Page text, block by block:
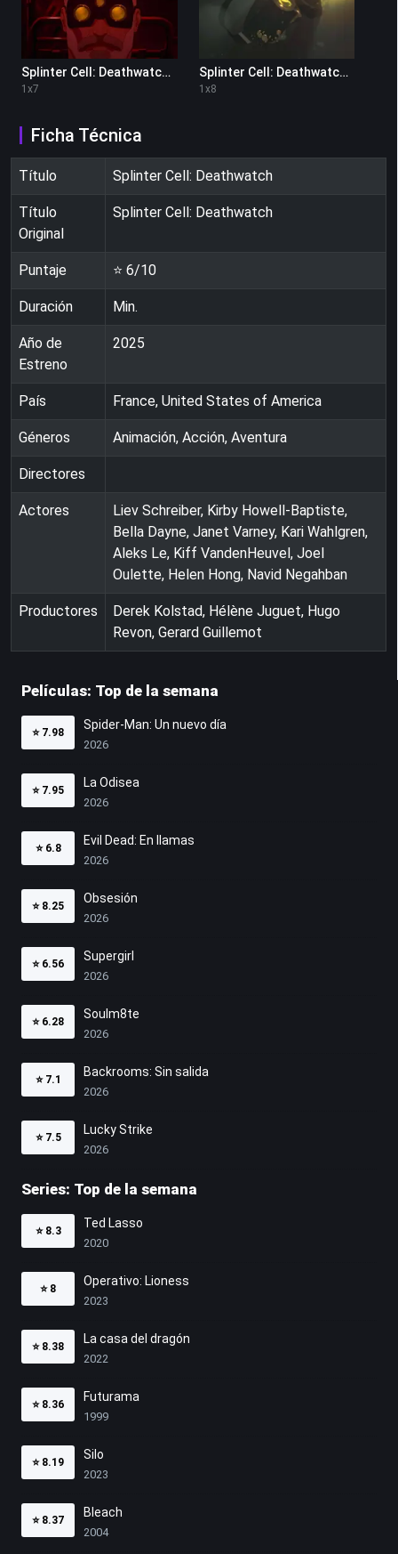
Splinter Cell: Deathwatch 1x7
1 x7
Splinter Cell: Deathwatch 1x8
1 x8
Ficha Técnica
Título Splinter Cell: Deathwatch
Título
Original
Splinter Cell: Deathwatch
Puntaje ⭐ 6/10
Duración Min.
Año de
Estreno
2025
País France, United States of America
Géneros Animación, Acción, Aventura
Directores
Actores
Liev Schreiber, Kirby Howell-Baptiste,
Bella Dayne, Janet Varney, Kari Wahlgren,
Aleks Le, Kiff VandenHeuvel, Joel
Oulette, Helen Hong, Navid Negahban
Productores
Derek Kolstad, Hélène Juguet, Hugo
Revon, Gerard Guillemot
Películas: Top de la semana
⭐ 7.98
Spider-Man: Un nuevo día
2026
⭐ 7.95
La Odisea
2026
⭐ 6.8
Evil Dead: En llamas
2026
⭐ 8.25
Obsesión
2026
⭐ 6.56
Supergirl
2026
⭐ 6.28
Soulm8te
2026
⭐ 7.1
Backrooms: Sin salida
2026
⭐ 7.5
Lucky Strike
2026
Series: Top de la semana
⭐ 8.3
Ted Lasso
2020
⭐ 8
Operativo: Lioness
2023
⭐ 8.38
La casa del dragón
2022
⭐ 8.36
Futurama
1999
⭐ 8.19
Silo
2023
⭐ 8.37
Bleach
2004